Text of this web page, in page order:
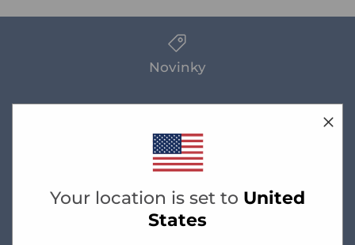
Your location is set to United
States
Novinky
Doprava zadarmo
pri objednávke nad 60 Eur
Sprievodca veľkosťami